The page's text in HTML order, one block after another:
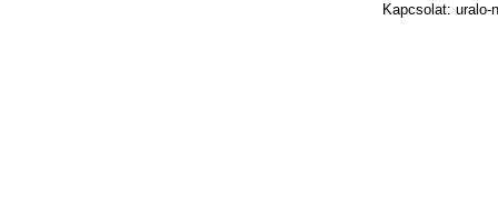
Kapcsolat: uralo-